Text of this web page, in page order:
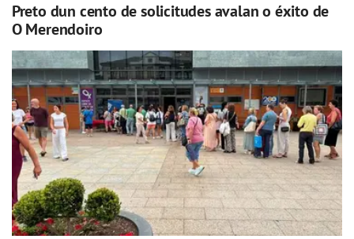
Preto dun cento de solicitudes avalan o éxito de
O Merendoiro